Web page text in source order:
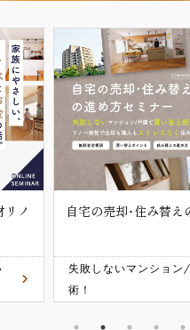
中古リノベセミナー
犬猫との暮らしが楽し
満載